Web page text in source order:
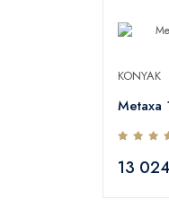
KONYAK
13